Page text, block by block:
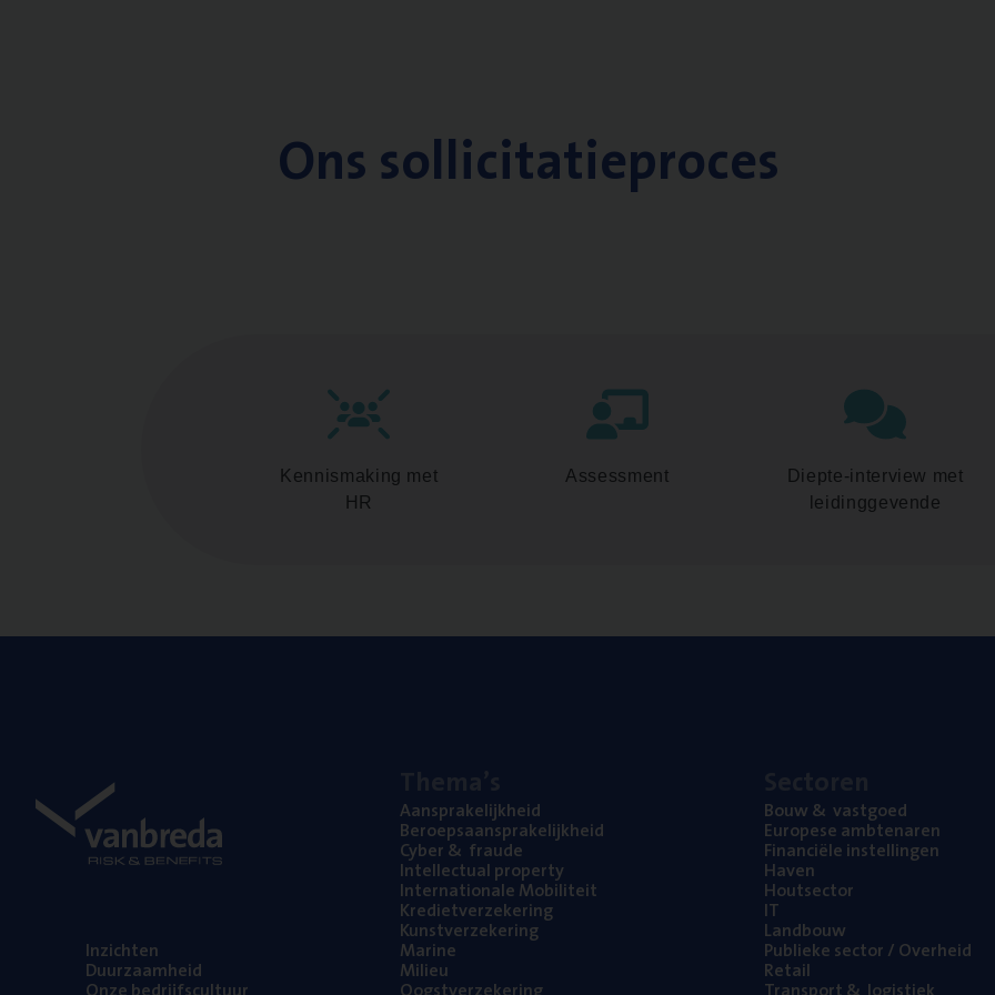
Ons sollicitatieproces
Kennismaking met
HR
Assessment
Diepte-interview met
leidinggevende
Inzich­ten
Duur­zaam­heid
Aan­spra­ke­lijk­heid
Beroeps­aan­spra­ke­lijk­heid
Cyber& fraude
Intel­lec­tu­al property
Inter­na­ti­o­na­le Mobiliteit
Kre­diet­ver­ze­ke­ring
Kunst­ver­ze­ke­ring
Mari­ne
Mili­eu
Bouw& vastgoed
Euro­pe­se ambtenaren
Finan­ci­ë­le instellingen
Haven
Hout­sec­tor
IT
Land­bouw
Publie­ke sec­tor / Overheid
Retail